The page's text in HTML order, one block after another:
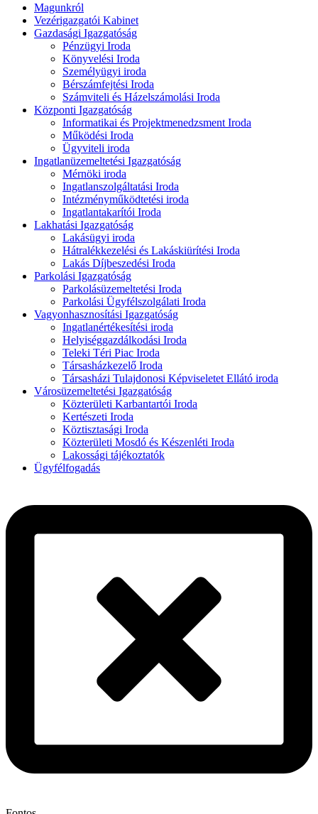
Magunkról
Vezérigazgatói Kabinet
Gazdasági Igazgatóság
Pénzügyi Iroda
Könyvelési Iroda
Személyügyi iroda
Bérszámfejtési Iroda
Számviteli és Házelszámolási Iroda
Központi Igazgatóság
Informatikai és Projektmenedzsment Iroda
Működési Iroda
Ügyviteli iroda
Ingatlanüzemeltetési Igazgatóság
Mérnöki iroda
Ingatlanszolgáltatási Iroda
Intézményműködtetési iroda
Ingatlantakarítói Iroda
Lakhatási Igazgatóság
Lakásügyi iroda
Hátralékkezelési és Lakáskiürítési Iroda
Lakás Díjbeszedési Iroda
Parkolási Igazgatóság
Parkolásüzemeltetési Iroda
Parkolási Ügyfélszolgálati Iroda
Vagyonhasznosítási Igazgatóság
Ingatlanértékesítési iroda
Helyiséggazdálkodási Iroda
Teleki Téri Piac Iroda
Társasházkezelő Iroda
Társasházi Tulajdonosi Képviseletet Ellátó iroda
Városüzemeltetési Igazgatóság
Közterületi Karbantartói Iroda
Kertészeti Iroda
Köztisztasági Iroda
Közterületi Mosdó és Készenléti Iroda
Lakossági tájékoztatók
Ügyfélfogadás